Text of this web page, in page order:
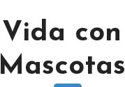
Vida con
Mascotas